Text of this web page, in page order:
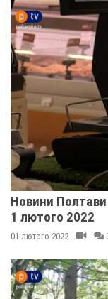
Новини
1 лютого 2022
01 лютого 2022